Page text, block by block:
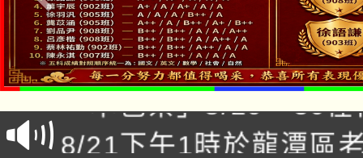
公告本校115學年度第
代理(課)教師甄選結果
告(尚有缺額)
「本色祭」8/29、30在
場熱烈登場!
8/21下午1時於龍潭區